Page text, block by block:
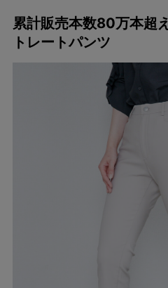
累計販売本数80万本超
トレートパンツ